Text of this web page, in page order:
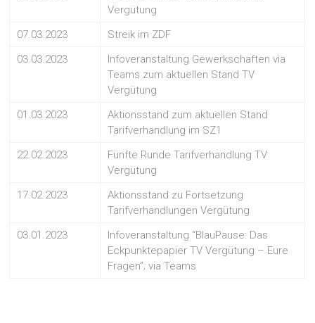
Vergütung
07.03.2023
Streik im ZDF
03.03.2023
Infoveranstaltung Gewerkschaften via
Teams zum aktuellen Stand TV
Vergütung
01.03.2023
Aktionsstand zum aktuellen Stand
Tarifverhandlung im SZ1
22.02.2023
Fünfte Runde Tarifverhandlung TV
Vergütung
17.02.2023
Aktionsstand zu Fortsetzung
Tarifverhandlungen Vergütung
03.01.2023
Infoveranstaltung “BlauPause: Das
Eckpunktepapier TV Vergütung – Eure
Fragen”; via Teams